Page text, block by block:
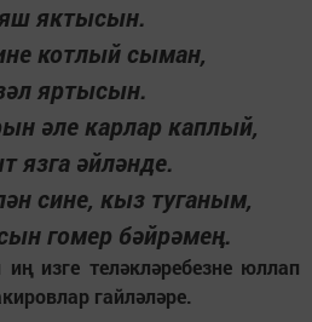
яктысын.
котлый сыман,
яртысын.
әле карлар каплый,
язга әйләнде.
сине, кыз туганым,
гомер бәйрәмең.
изге теләкләребезне юллап
гайләләре.